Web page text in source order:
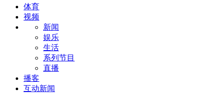
体育
视频
新闻
娱乐
生活
系列节目
直播
播客
互动新闻